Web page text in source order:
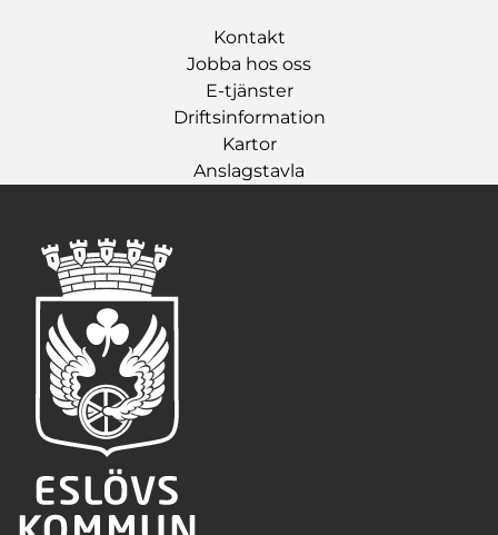
Kontakt
Jobba hos oss
E-tjänster
Driftsinformation
Kartor
Anslagstavla